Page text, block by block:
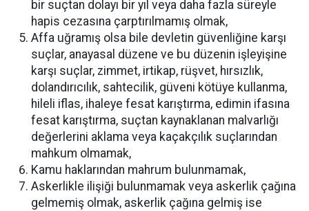
bir suçtan dolayı bir yıl veya daha fazla süreyle
hapis cezasına çarptırılmamış olmak,
Affa uğramış olsa bile devletin güvenliğine karşı
suçlar, anayasal düzene ve bu düzenin işleyişine
karşı suçlar, zimmet, irtikap, rüşvet, hırsızlık,
dolandırıcılık, sahtecilik, güveni kötüye kullanma,
hileli iflas, ihaleye fesat karıştırma, edimin ifasına
fesat karıştırma, suçtan kaynaklanan malvarlığı
değerlerini aklama veya kaçakçılık suçlarından
mahkum olmamak,
Kamu haklarından mahrum bulunmamak,
Askerlikle ilişiği bulunmamak veya askerlik çağına
gelmemiş olmak, askerlik çağına gelmiş ise